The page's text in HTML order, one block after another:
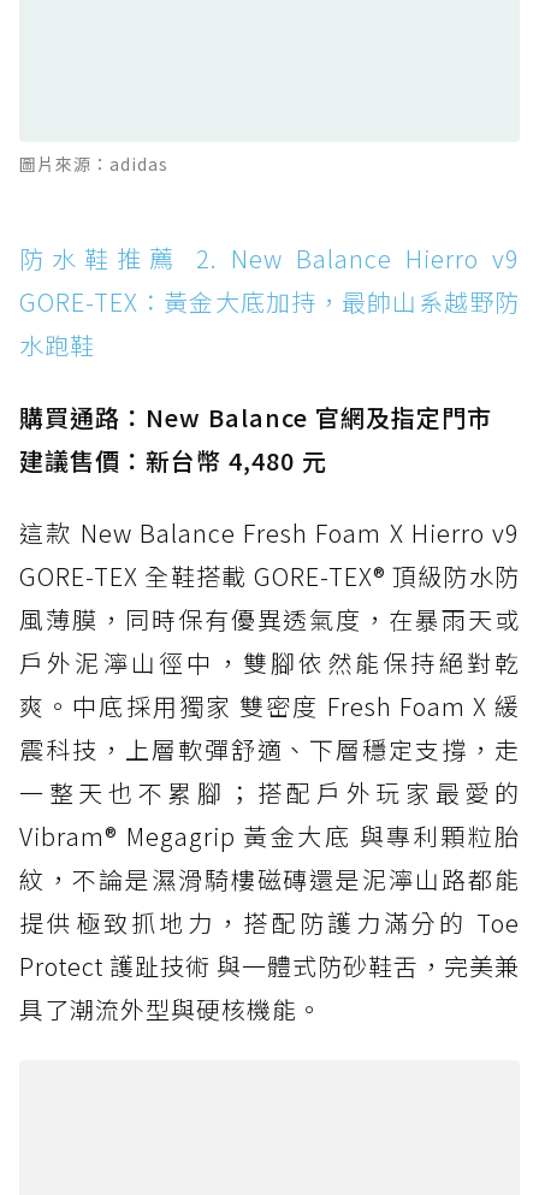
Boot：馬汀首款雨靴登場，經典八孔加上全防
防水鞋推薦 14. SKECHERS BADGER
WATERPROOF：一踩即穿懶人神器！搭載固特
異大底與全防水厚底健走鞋
防水鞋推薦 15. Brooks Cascadia 19 GTX：注
圖片來源：adidas
防水鞋推薦 2. New Balance Hierro v9
GORE-TEX：黃金大底加持，最帥山系越野防
水跑鞋
購買通路：New Balance 官網及指定門市
建議售價：新台幣 4,480 元
這款 New Balance Fresh Foam X Hierro v9
GORE-TEX 全鞋搭載 GORE-TEX® 頂級防水防
風薄膜，同時保有優異透氣度，在暴雨天或
戶外泥濘山徑中，雙腳依然能保持絕對乾
爽。中底採用獨家 雙密度 Fresh Foam X 緩
震科技，上層軟彈舒適、下層穩定支撐，走
一整天也不累腳；搭配戶外玩家最愛的
Vibram® Megagrip 黃金大底 與專利顆粒胎
紋，不論是濕滑騎樓磁磚還是泥濘山路都能
提供極致抓地力，搭配防護力滿分的 Toe
Protect 護趾技術 與一體式防砂鞋舌，完美兼
具了潮流外型與硬核機能。